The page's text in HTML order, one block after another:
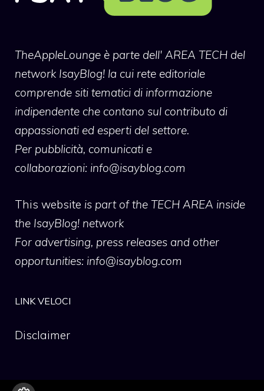
TheAppleLounge è parte dell' AREA TECH del
network IsayBlog! la cui rete editoriale
comprende siti tematici di informazione
indipendente che contano sul contributo di
appassionati ed esperti del settore.
Per pubblicità, comunicati e
collaborazioni: info@isayblog.com
This website is part of the TECH AREA inside
the IsayBlog! network
For advertising, press releases and other
opportunities: info@isayblog.com
LINK VELOCI
Disclaimer